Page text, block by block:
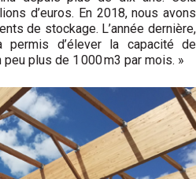
d’euros. En 2018, nous avons
de stockage. L’année dernière,
permis d’élever la capacité de
plus de 1 000 m3 par mois. »